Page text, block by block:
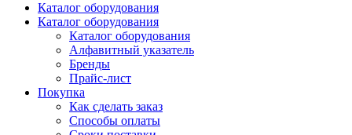
Каталог оборудования
Каталог оборудования
Каталог оборудования
Алфавитный указатель
Бренды
Прайс-лист
Покупка
Как сделать заказ
Способы оплаты